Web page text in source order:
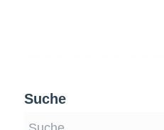
Suche